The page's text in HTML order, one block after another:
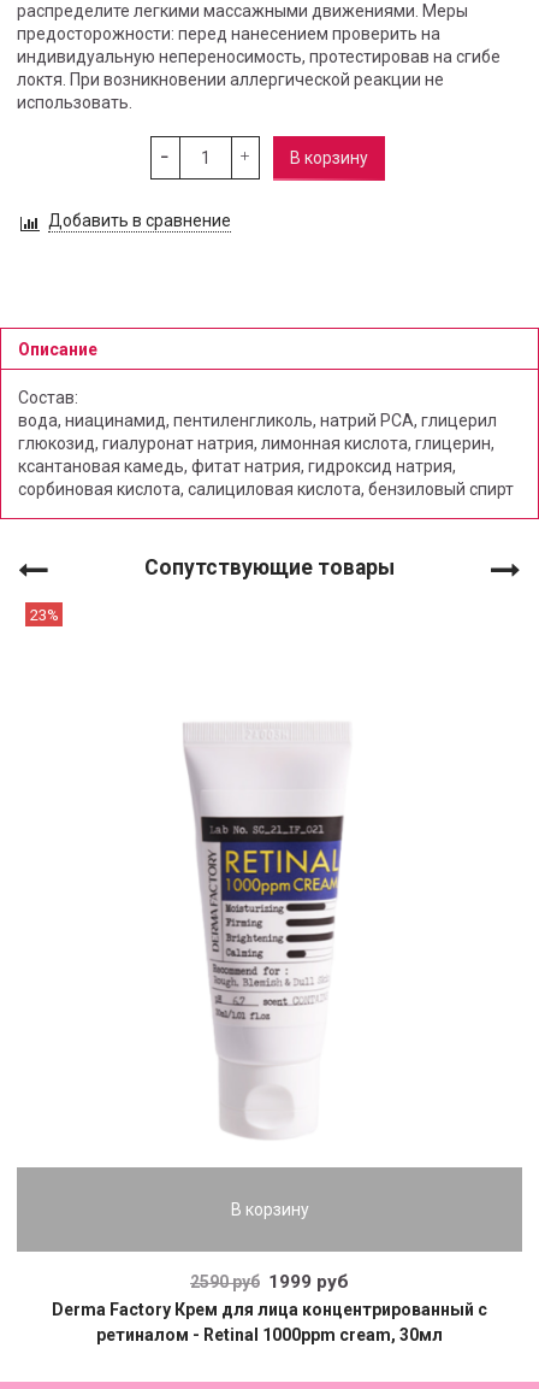
распределите легкими массажными движениями. Меры
предосторожности: перед нанесением проверить на
индивидуальную непереносимость, протестировав на сгибе
локтя. При возникновении аллергической реакции не
использовать.
В корзину
Добавить в сравнение
Описание
Состав:
вода, ниацинамид, пентиленгликоль, натрий РСА, глицерил
глюкозид, гиалуронат натрия, лимонная кислота, глицерин,
ксантановая камедь, фитат натрия, гидроксид натрия,
сорбиновая кислота, салициловая кислота, бензиловый спирт
Сопутствующие товары
В корзину
23%
2590 руб 1999 руб
Derma Factory Крем для лица концентрированный с
ретиналом - Retinal 1000ppm cream, 30мл